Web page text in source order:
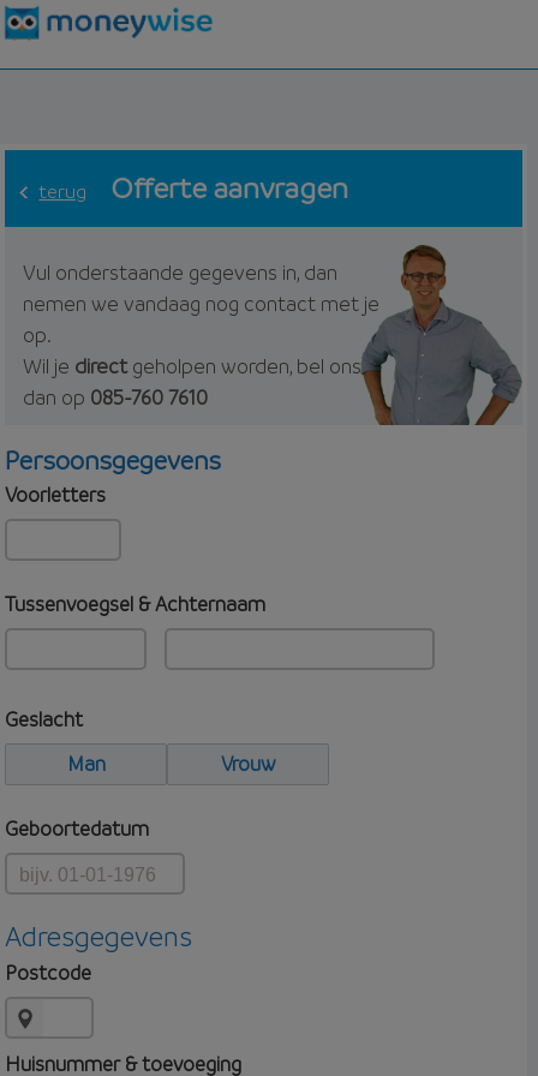
terug Offerte aanvragen
Vul onderstaande gegevens in, dan
nemen we vandaag nog contact met je
op.
Wil je directgeholpen worden, bel ons
dan op 085-760 7610
Persoonsgegevens
Voorletters
Tussenvoegsel & Achternaam
Geslacht
Man
Vrouw
Geboortedatum
Adresgegevens
Postcode
Huisnummer & toevoeging